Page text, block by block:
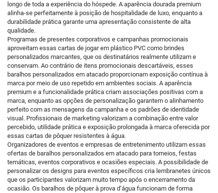
longo de toda a experiência do hóspede. A aparência dourada premium
alinha-se perfeitamente à posição de hospitalidade de luxo, enquanto a
durabilidade prática garante uma apresentação consistente de alta
qualidade.
Programas de presentes corporativos e campanhas promocionais
aproveitam essas cartas de jogar em plástico PVC como brindes
personalizados marcantes, que os destinatários realmente utilizam e
conservam. Ao contrário de itens promocionais descartáveis, esses
baralhos personalizados em atacado proporcionam exposição contínua à
marca por meio de uso repetido em ambientes sociais. A aparência
premium e a funcionalidade prática criam associações positivas com a
marca, enquanto as opções de personalização garantem o alinhamento
perfeito com as mensagens da campanha e os padrões de identidade
visual. Profissionais de marketing valorizam a combinação entre valor
percebido, utilidade prática e exposição prolongada à marca oferecida por
essas cartas de pôquer resistentes à água.
Organizadores de eventos e empresas de entretenimento utilizam essas
ofertas de baralhos personalizados em atacado para torneios, festas
temáticas, eventos corporativos e ocasiões especiais. A possibilidade de
personalizar os designs para eventos específicos cria lembranetes únicos
que os participantes valorizam muito tempo após o encerramento da
ocasião. Os baralhos de pôquer à prova d’água funcionam de forma